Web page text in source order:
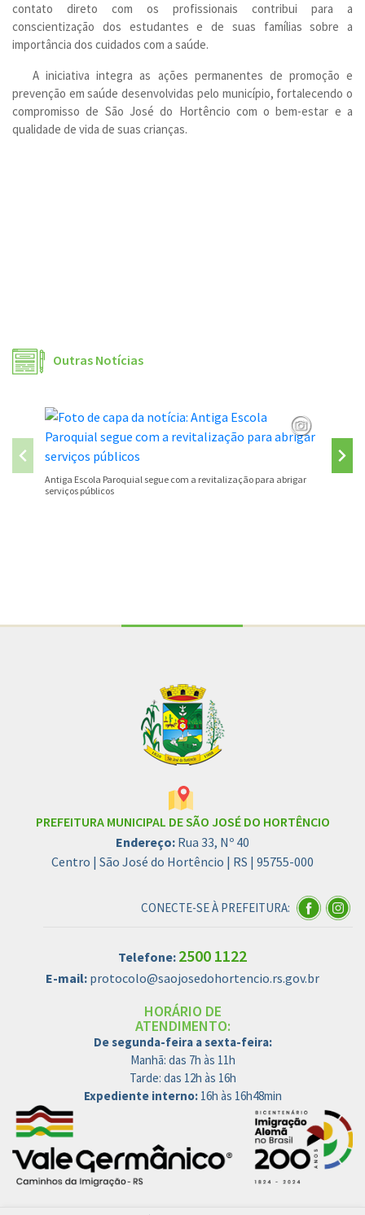
contato direto com os profissionais contribui para a
conscientização dos estudantes e de suas famílias sobre a
importância dos cuidados com a saúde.
A iniciativa integra as ações permanentes de promoção e
prevenção em saúde desenvolvidas pelo município, fortalecendo o
compromisso de São José do Hortêncio com o bem-estar e a
qualidade de vida de suas crianças.
Outras Notícias
Antiga Escola Paroquial segue com a revitalização para abrigar
serviços públicos
São
PREFEITURA MUNICIPAL DE SÃO JOSÉ DO HORTÊNCIO
Endereço: Rua 33, Nº 40
Centro | São José do Hortêncio | RS | 95755-000
CONECTE-SE À PREFEITURA:
Telefone: 2500 1122
E-mail: protocolo@saojosedohortencio.rs.gov.br
HORÁRIO DE
ATENDIMENTO:
De segunda-feira a sexta-feira:
Manhã: das 7h às 11h
Tarde: das 12h às 16h
Expediente interno: 16h às 16h48min